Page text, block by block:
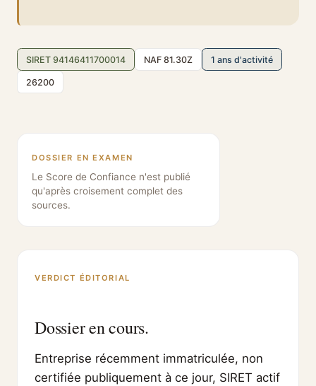
SIRET 94146411700014 NAF 81.30Z 1 ans d'activité
26200
DOSSIER EN EXAMEN
Le Score de Confiance n'est publié
qu'après croisement complet des
sources.
VERDICT ÉDITORIAL
Dossier en cours.
Entreprise récemment immatriculée, non
certifiée publiquement à ce jour, SIRET actif